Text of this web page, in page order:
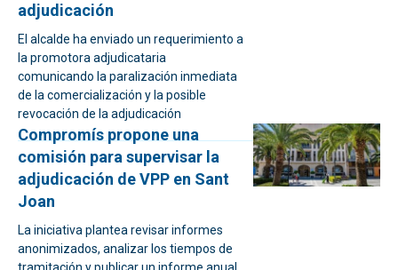
adjudicación
El alcalde ha enviado un requerimiento a
la promotora adjudicataria
comunicando la paralización inmediata
de la comercialización y la posible
revocación de la adjudicación
Compromís propone una
comisión para supervisar la
adjudicación de VPP en Sant
Joan
La iniciativa plantea revisar informes
anonimizados, analizar los tiempos de